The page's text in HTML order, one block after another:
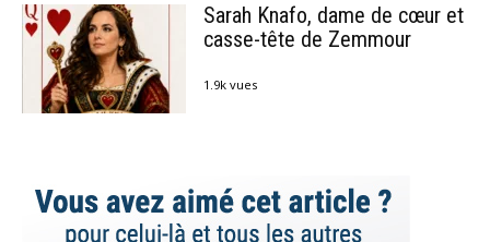
Sarah Knafo, dame de cœur et
casse-tête de Zemmour
1.9k vues